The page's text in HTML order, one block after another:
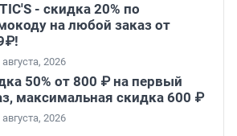
- скидка 20% по
на любой заказ от
2026
50% от 800 ₽ на первый
максимальная скидка 600 ₽
2026